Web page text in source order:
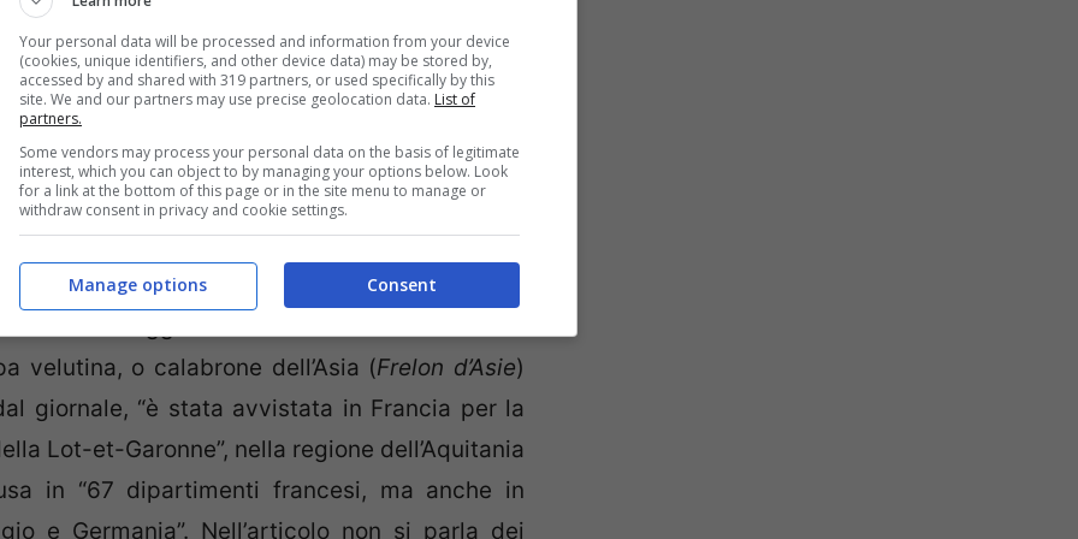
nel 2004 nel sud della Francia
, come Belgio, Spagna, Portogallo, Germania e
dalla comune vespa crabro europea
linea gialla che le attraversa le addome, e
era già in Italia, perché molti giornali hanno
e soprattutto come hanno fatto a confonderlo
il 25 maggio scorso sull’edizione online del
velutina, o calabrone dell’Asia (Frelon d’Asie)
giornale, “è stata avvistata in Francia per la
Lot-et-Garonne”, nella regione dell’Aquitania
in “67 dipartimenti francesi, ma anche in
e Germania”. Nell’articolo non si parla dei
Your personal data will be processed and information from your device
(cookies, unique identifiers, and other device data) may be stored by,
accessed by and shared with 319 partners, or used specifically by this
site. We and our partners may use precise geolocation data. List of
partners.
Some vendors may process your personal data on the basis of legitimate
interest, which you can object to by managing your options below. Look
for a link at the bottom of this page or in the site menu to manage or
withdraw consent in privacy and cookie settings.
Consent
Manage options